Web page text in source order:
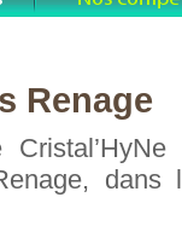
Renage
dans